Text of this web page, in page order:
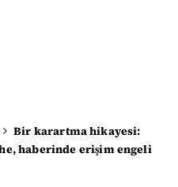
Bir karartma hikayesi:
haberinde erişim engeli